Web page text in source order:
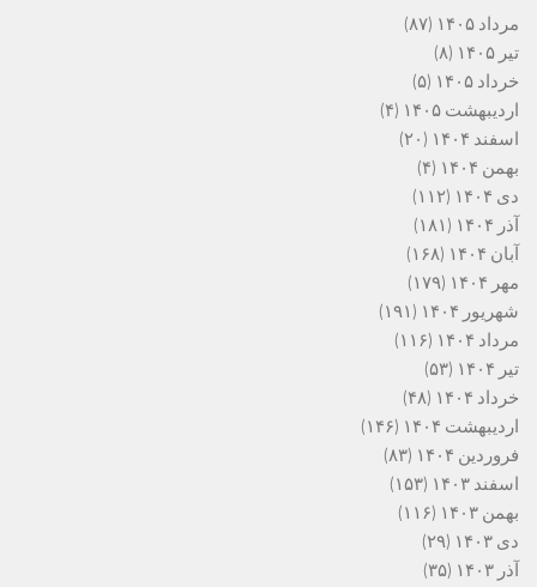
مرداد ۱۴۰۵
(۸۷)
تیر ۱۴۰۵
(۸)
خرداد ۱۴۰۵
(۵)
اردیبهشت ۱۴۰۵
(۴)
اسفند ۱۴۰۴
(۲۰)
بهمن ۱۴۰۴
(۴)
دی ۱۴۰۴
(۱۱۲)
آذر ۱۴۰۴
(۱۸۱)
آبان ۱۴۰۴
(۱۶۸)
مهر ۱۴۰۴
(۱۷۹)
شهریور ۱۴۰۴
(۱۹۱)
مرداد ۱۴۰۴
(۱۱۶)
تیر ۱۴۰۴
(۵۳)
خرداد ۱۴۰۴
(۴۸)
اردیبهشت ۱۴۰۴
(۱۴۶)
فروردین ۱۴۰۴
(۸۳)
اسفند ۱۴۰۳
(۱۵۳)
بهمن ۱۴۰۳
(۱۱۶)
دی ۱۴۰۳
(۲۹)
آذر ۱۴۰۳
(۳۵)